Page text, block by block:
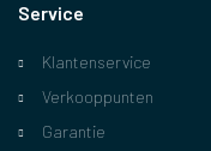
Service
Klantenservice
Verkooppunten
Garantie